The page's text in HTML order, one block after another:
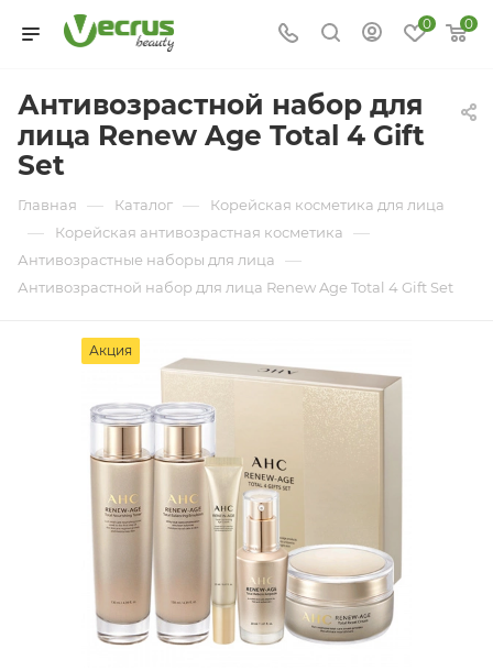
0 0
Антивозрастной набор для
лица Renew Age Total 4 Gift
Set
Главная — Каталог — Корейская косметика для лица
— Корейская антивозрастная косметика —
Антивозрастные наборы для лица —
Антивозрастной набор для лица Renew Age Total 4 Gift Set
Акция